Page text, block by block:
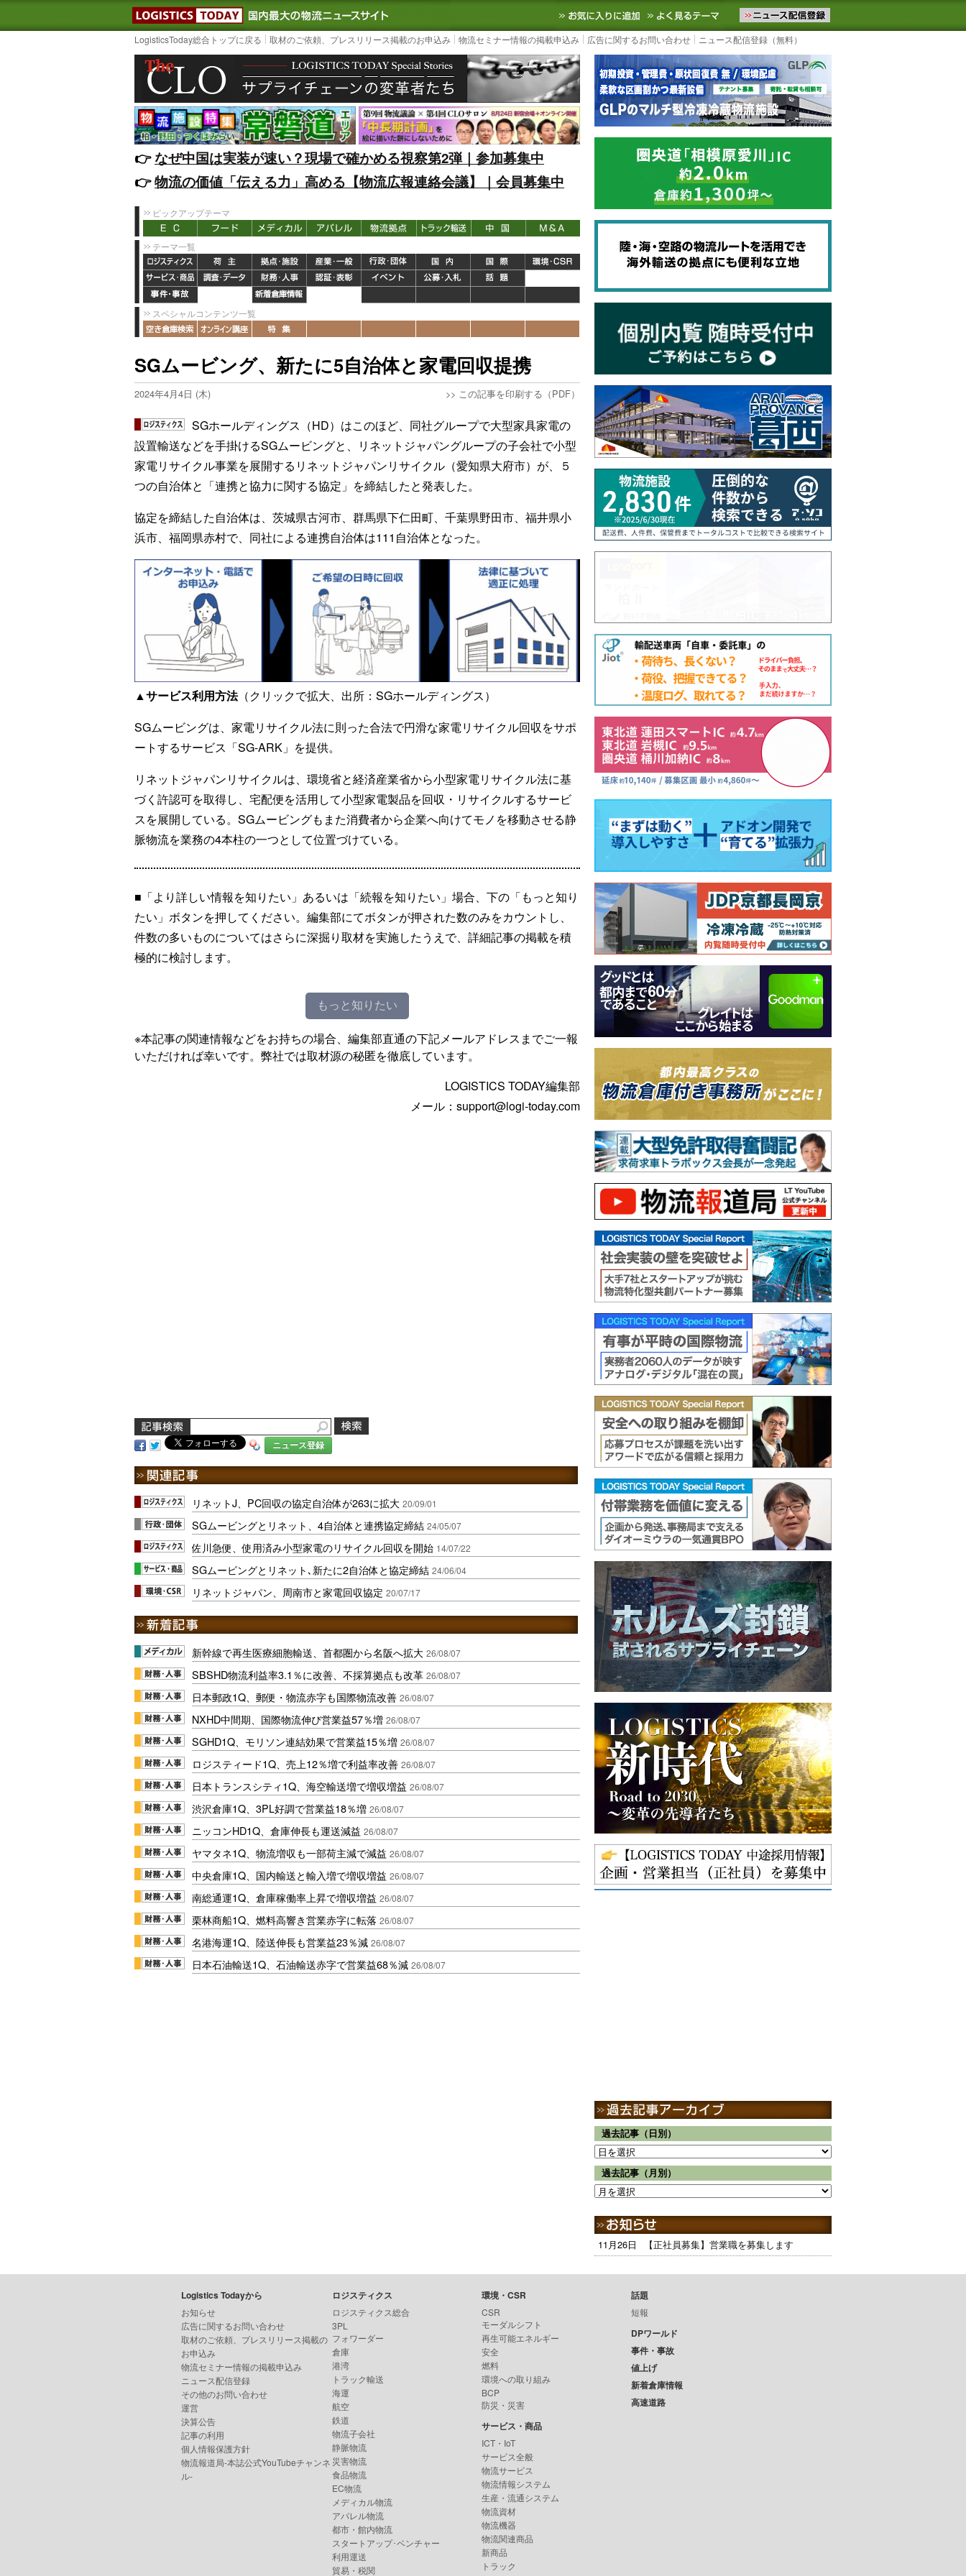
LOGISTICS TODAY｜国内最大の物流ニュースサイト3PL, SCMなど国内外の最新の物流ニュースをお届けします。物流ニュースメール配信を登録す
お気に入りに追加 よく見るテーマ
LogisticsToday総合トップに戻る 取材のご依頼、プレスリリース掲載のお申込み 物流セミナー情報の掲載申込み 広告に関するお問い合わせ ニュース配信登録（無料）
👉️なぜ中国は実装が速い？現場で確かめる視察第2弾｜参加募集中
👉️物流の価値「伝える力」高める【物流広報連絡会議】｜会員募集中
ピックアップテーマ
テーマ一覧
スペシャルコンテンツ一覧
SGムービング、新たに5自治体と家電回収提携
2024年4月4日 (木) >> この記事を印刷する（PDF）
SGホールディングス（HD）はこのほど、同社グループで大型家具家電の
設置輸送などを手掛けるSGムービングと、リネットジャパングループの子会社で小型
家電リサイクル事業を展開するリネットジャパンリサイクル（愛知県大府市）が、５
つの自治体と「連携と協力に関する協定」を締結したと発表した。
協定を締結した自治体は、茨城県古河市、群馬県下仁田町、千葉県野田市、福井県小
浜市、福岡県赤村で、同社による連携自治体は111自治体となった。
▲サービス利用方法（クリックで拡大、出所：SGホールディングス）
SGムービングは、家電リサイクル法に則った合法で円滑な家電リサイクル回収をサポ
ートするサービス「SG-ARK」を提供。
リネットジャパンリサイクルは、環境省と経済産業省から小型家電リサイクル法に基
づく許認可を取得し、宅配便を活用して小型家電製品を回収・リサイクルするサービ
スを展開している。SGムービングもまた消費者から企業へ向けてモノを移動させる静
脈物流を業務の4本柱の一つとして位置づけている。
■「より詳しい情報を知りたい」あるいは「続報を知りたい」場合、下の「もっと知り
たい」ボタンを押してください。編集部にてボタンが押された数のみをカウントし、
件数の多いものについてはさらに深掘り取材を実施したうえで、詳細記事の掲載を積
極的に検討します。
もっと知りたい
※本記事の関連情報などをお持ちの場合、編集部直通の下記メールアドレスまでご一報
いただければ幸いです。弊社では取材源の秘匿を徹底しています。
LOGISTICS TODAY編集部
メール：support@logi-today.com
ニュース登録
リネットJ、PC回収の協定自治体が263に拡大 20/09/01
SGムービングとリネット、4自治体と連携協定締結 24/05/07
佐川急便、使用済み小型家電のリサイクル回収を開始 14/07/22
SGムービングとリネット､新たに2自治体と協定締結 24/06/04
リネットジャパン、周南市と家電回収協定 20/07/17
新幹線で再生医療細胞輸送、首都圏から名阪へ拡大 26/08/07
SBSHD物流利益率3.1％に改善、不採算拠点も改革 26/08/07
日本郵政1Q、郵便・物流赤字も国際物流改善 26/08/07
NXHD中間期、国際物流伸び営業益57％増 26/08/07
SGHD1Q、モリソン連結効果で営業益15％増 26/08/07
ロジスティード1Q、売上12％増で利益率改善 26/08/07
日本トランスシティ1Q、海空輸送増で増収増益 26/08/07
渋沢倉庫1Q、3PL好調で営業益18％増 26/08/07
ニッコンHD1Q、倉庫伸長も運送減益 26/08/07
ヤマタネ1Q、物流増収も一部荷主減で減益 26/08/07
中央倉庫1Q、国内輸送と輸入増で増収増益 26/08/07
南総通運1Q、倉庫稼働率上昇で増収増益 26/08/07
栗林商船1Q、燃料高響き営業赤字に転落 26/08/07
名港海運1Q、陸送伸長も営業益23％減 26/08/07
日本石油輸送1Q、石油輸送赤字で営業益68％減 26/08/07
過去記事（日別）
過去記事（月別）
11月26日 【正社員募集】営業職を募集します
Logistics Todayから
お知らせ
広告に関するお問い合わせ
取材のご依頼、プレスリリース掲載の
お申込み
物流セミナー情報の掲載申込み
ニュース配信登録
その他のお問い合わせ
運営
決算公告
記事の利用
個人情報保護方針
物流報道局-本誌公式YouTubeチャンネ
ル-
ロジスティクス
ロジスティクス総合
3PL
フォワーダー
倉庫
港湾
トラック輸送
海運
航空
鉄道
物流子会社
静脈物流
災害物流
食品物流
EC物流
メディカル物流
アパレル物流
都市・館内物流
スタートアップ･ベンチャー
利用運送
貿易・税関
環境・CSR
CSR
モーダルシフト
再生可能エネルギー
安全
燃料
環境への取り組み
BCP
防災・災害
サービス・商品
ICT・IoT
サービス全般
物流サービス
物流情報システム
生産・流通システム
物流資材
物流機器
物流関連商品
新商品
トラック
話題
短報
DPワールド
事件・事故
値上げ
新着倉庫情報
高速道路